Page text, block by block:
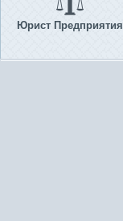
Юрист Предприятия